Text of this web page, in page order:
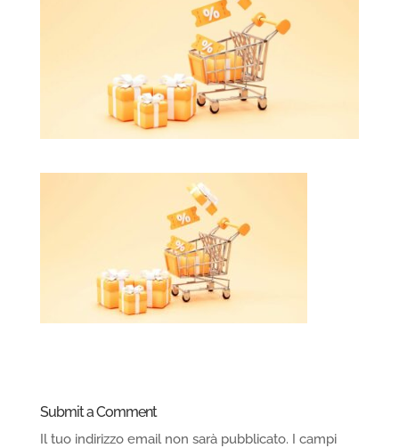
Submit a Comment
Il tuo indirizzo email non sarà pubblicato. I campi